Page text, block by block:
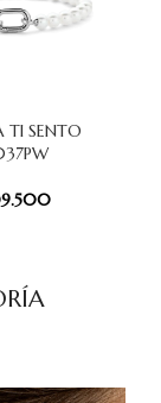
TI SENTO